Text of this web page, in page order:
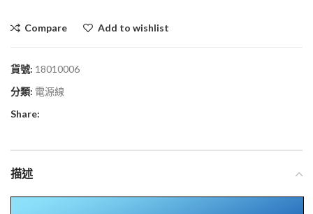
Compare Add to wishlist
貨號: 18010006
分類: 電源線
Share:
描述